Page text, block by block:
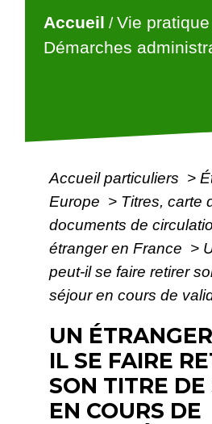
Accueil /Vie pratique
Démarches
Accueil particuliers >
Europe > Titres, carte
documents de
étranger en France >
peut-il se faire retirer
séjour en cours de
UN
IL SE FAIRE
SON TITRE DE
EN COURS DE